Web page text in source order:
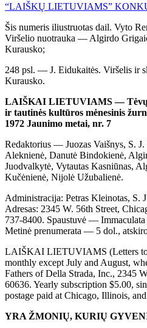
“LAIŠKŲ LIETUVIAMS”
Šis numeris iliustruotas dail. Vyto
Viršelio nuotrauka — Algirdo
Kurausko;
248 psl. — J. Eidukaitės. Viršelis ir
Kurausko.
LAIŠKAI LIETUVIAMS — Tėvų
ir tautinės kultūros mėnesinis
1972 Jaunimo metai, nr. 7
Redaktorius — Juozas Vaišnys, S.
Aleknienė, Danutė Bindokienė,
Juodvalkytė, Vytautas Kasniūnas,
Kučėnienė, Nijolė Užubalienė.
Administracija: Petras Kleinotas, S.
Adresas: 2345 W. 56th Street,
737-8400. Spaustuvė — Immaculata
Metinė prenumerata — 5 dol.,
LAIŠKAI LIETUVIAMS (Letters to
monthly except July and August,
Fathers of Della Strada, Inc., 2345
60636. Yearly subscription $5.00,
postage paid at Chicago, Illinois,
YRA ŽMONIŲ, KURIŲ